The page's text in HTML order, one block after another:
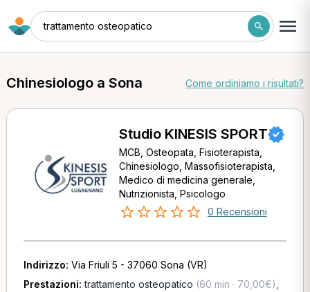
trattamento osteopatico
Chinesiologo a Sona Come ordiniamo i risultati?
Studio KINESIS SPORT
MCB, Osteopata, Fisioterapista,
Chinesiologo, Massofisioterapista,
Medico di medicina generale,
Nutrizionista, Psicologo
0 Recensioni
Indirizzo: Via Friuli 5 - 37060 Sona (VR)
Prestazioni:trattamento osteopatico (60 min · 70,00€)